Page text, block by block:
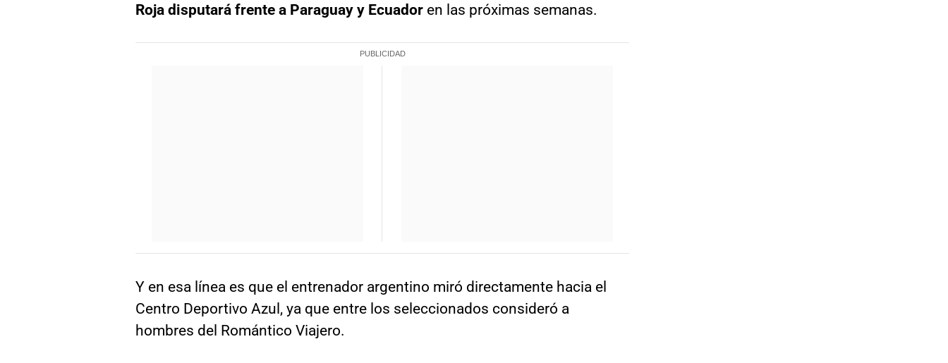
Roja disputará frente a Paraguay y Ecuador en las próximas semanas.
Y en esa línea es que el entrenador argentino miró directamente hacia el
Centro Deportivo Azul, ya que entre los seleccionados consideró a
hombres del Romántico Viajero.